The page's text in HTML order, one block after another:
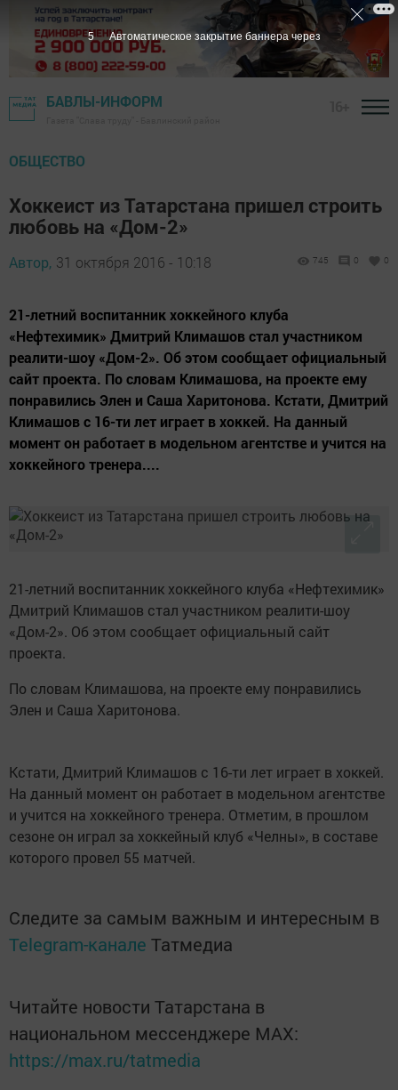
БАВЛЫ-ИНФОРМ
ОБЩЕСТВО
Хоккеист из Татарстана пришел строить
любовь на «Дом-2»
Автор, 31 октября 2016 - 10:18 745 0 0
21-летний воспитанник хоккейного клуба
«Нефтехимик» Дмитрий Климашов стал участником
реалити-шоу «Дом-2». Об этом сообщает официальный
сайт проекта. По словам Климашова, на проекте ему
понравились Элен и Саша Харитонова. Кстати, Дмитрий
Климашов с 16-ти лет играет в хоккей. На данный
момент он работает в модельном агентстве и учится на
хоккейного тренера....
21-летний воспитанник хоккейного клуба «Нефтехимик»
Дмитрий Климашов стал участником реалити-шоу
«Дом-2». Об этом сообщает официальный сайт
проекта.
По словам Климашова, на проекте ему понравились
Элен и Саша Харитонова.
Кстати, Дмитрий Климашов с 16-ти лет играет в хоккей.
На данный момент он работает в модельном агентстве
и учится на хоккейного тренера. Отметим, в прошлом
сезоне он играл за хоккейный клуб «Челны», в составе
которого провел 55 матчей.
Следите за самым важным и интересным в
Telegram-канале Татмедиа
Читайте новости Татарстана в
национальном мессенджере MАХ:
https://max.ru/tatmedia
5 Автоматическое закрытие баннера через